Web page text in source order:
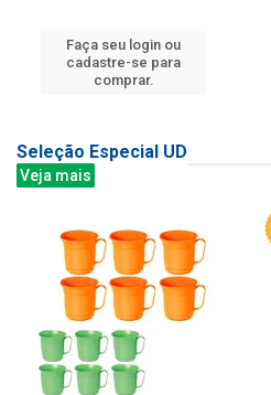
Faça seu login ou
cadastre-se para
comprar.
Seleção Especial UD
Veja mais